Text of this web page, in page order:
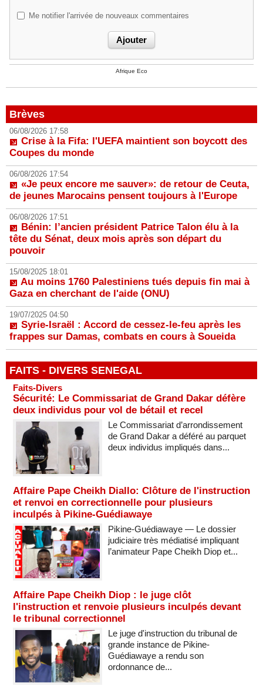
Me notifier l'arrivée de nouveaux commentaires
Afrique Eco
Brèves
06/08/2026 17:58
Crise à la Fifa: l'UEFA maintient son boycott des
Coupes du monde
06/08/2026 17:54
«Je peux encore me sauver»: de retour de Ceuta,
de jeunes Marocains pensent toujours à l'Europe
06/08/2026 17:51
Bénin: l’ancien président Patrice Talon élu à la
tête du Sénat, deux mois après son départ du
pouvoir
15/08/2025 18:01
Au moins 1760 Palestiniens tués depuis fin mai à
Gaza en cherchant de l'aide (ONU)
19/07/2025 04:50
Syrie-Israël : Accord de cessez-le-feu après les
frappes sur Damas, combats en cours à Soueida
FAITS - DIVERS SENEGAL
Faits-Divers
Sécurité: Le Commissariat de Grand Dakar défère
deux individus pour vol de bétail et recel
Le Commissariat d’arrondissement
de Grand Dakar a déféré au parquet
deux individus impliqués dans...
Affaire Pape Cheikh Diallo: Clôture de l'instruction
et renvoi en correctionnelle pour plusieurs
inculpés à Pikine-Guédiawaye
Pikine-Guédiawaye — Le dossier
judiciaire très médiatisé impliquant
l’animateur Pape Cheikh Diop et...
Affaire Pape Cheikh Diop : le juge clôt
l'instruction et renvoie plusieurs inculpés devant
le tribunal correctionnel
Le juge d'instruction du tribunal de
grande instance de Pikine-
Guédiawaye a rendu son
ordonnance de...